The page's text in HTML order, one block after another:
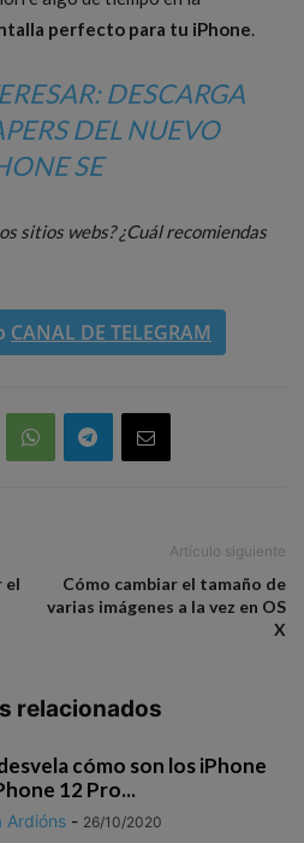
perfecto para tu iPhone.
DESCARGA
DEL NUEVO
SE
sitios webs? ¿Cuál recomiendas
CANAL DE TELEGRAM
el
Artículo siguiente
Cómo cambiar el tamaño de
varias imágenes a la vez en OS
X
relacionados
cómo son los iPhone
12 Pro...
Ardións - 26/10/2020